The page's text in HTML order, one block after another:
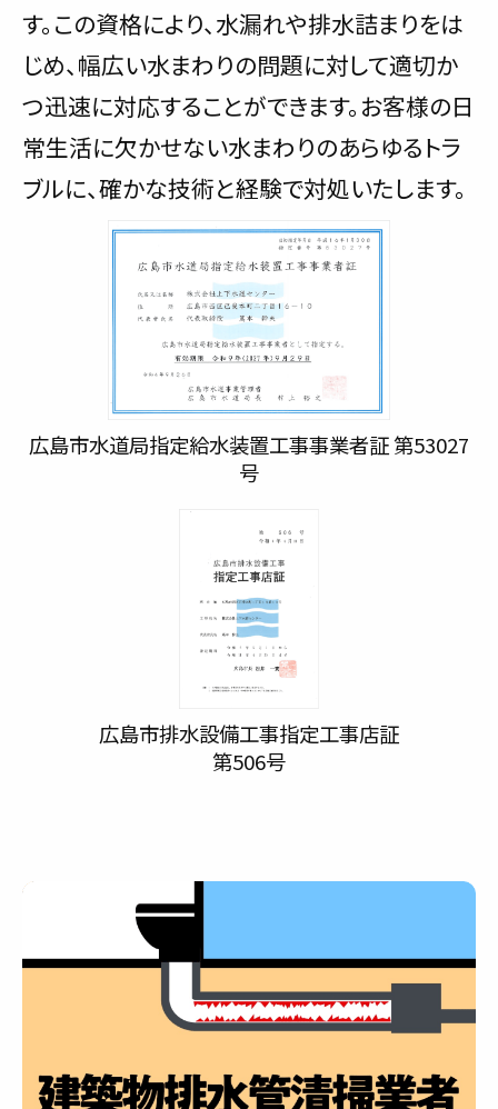
す。この資格により、水漏れや排水詰まりをは
じめ、幅広い水まわりの問題に対して適切か
つ迅速に対応することができます。お客様の日
常生活に欠かせない水まわりのあらゆるトラ
ブルに、確かな技術と経験で対処いたします。
広島市水道局指定給水装置工事事業者証 第53027
号
広島市排水設備工事指定工事店証
第506号